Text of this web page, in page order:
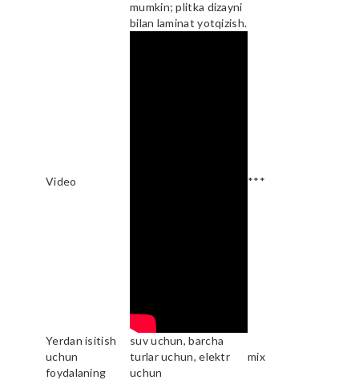
mumkin; plitka dizayni
bilan laminat yotqizish.
Video ***
Yerdan isitish
uchun
foydalaning
suv uchun, barcha
turlar uchun, elektr
uchun
mix